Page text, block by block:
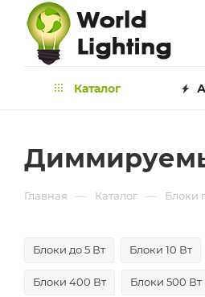
Каталог
Главная — Каталог — Блоки
Блоки до 5 Вт Блоки 10 Вт
Блоки 400 Вт Блоки 500 Вт